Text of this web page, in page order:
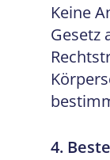
Keine
Gesetz
4.